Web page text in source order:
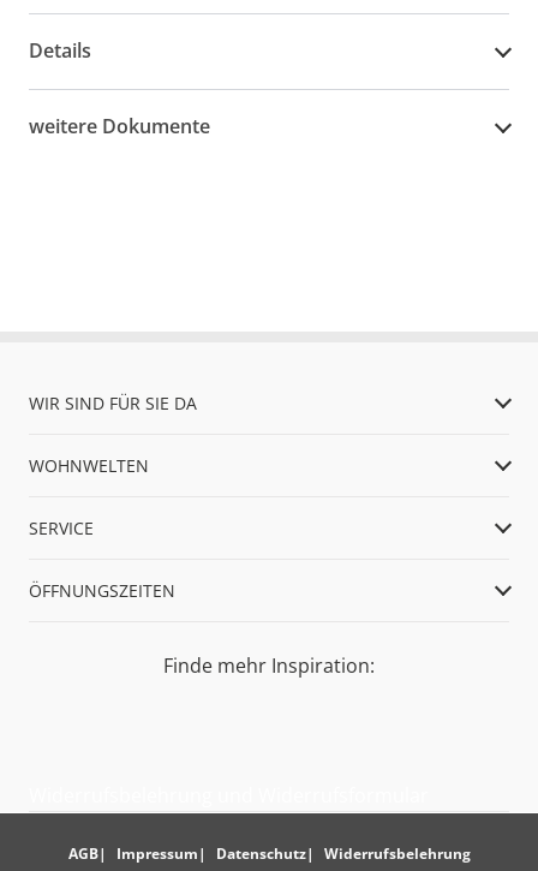
Details
weitere Dokumente
WIR SIND FÜR SIE DA
WOHNWELTEN
SERVICE
ÖFFNUNGSZEITEN
Finde mehr Inspiration:
AGB Impressum Datenschutz
Widerrufsbelehrung